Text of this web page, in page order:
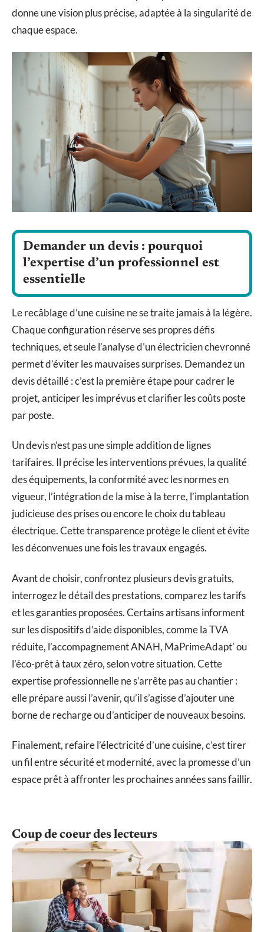
donne une vision plus précise, adaptée à la singularité de
chaque espace.
Demander un devis : pourquoi
l’expertise d’un professionnel est
essentielle
Le recâblage d’une cuisine ne se traite jamais à la légère.
Chaque configuration réserve ses propres défis
techniques, et seule l’analyse d’un électricien chevronné
permet d’éviter les mauvaises surprises. Demandez un
devis détaillé : c’est la première étape pour cadrer le
projet, anticiper les imprévus et clarifier les coûts poste
par poste.
Un devis n’est pas une simple addition de lignes
tarifaires. Il précise les interventions prévues, la qualité
des équipements, la conformité avec les normes en
vigueur, l’intégration de la mise à la terre, l’implantation
judicieuse des prises ou encore le choix du tableau
électrique. Cette transparence protège le client et évite
les déconvenues une fois les travaux engagés.
Avant de choisir, confrontez plusieurs devis gratuits,
interrogez le détail des prestations, comparez les tarifs
et les garanties proposées. Certains artisans informent
sur les dispositifs d’aide disponibles, comme la TVA
réduite, l’accompagnement ANAH, MaPrimeAdapt’ ou
l’éco-prêt à taux zéro, selon votre situation. Cette
expertise professionnelle ne s’arrête pas au chantier :
elle prépare aussi l’avenir, qu’il s’agisse d’ajouter une
borne de recharge ou d’anticiper de nouveaux besoins.
Finalement, refaire l’électricité d’une cuisine, c’est tirer
un fil entre sécurité et modernité, avec la promesse d’un
espace prêt à affronter les prochaines années sans faillir.
Coup de coeur des lecteurs